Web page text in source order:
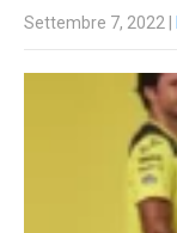
Settembre 7, 2022